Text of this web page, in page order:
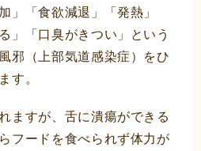
」「食欲減退」「発熱」
」「口臭がきつい」という
邪（上部気道感染症）をひ
す。
ますが、舌に潰瘍ができる
フードを食べられず体力が